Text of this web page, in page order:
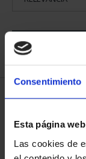
Consentimiento
Esta página
Las cookies de
1 Productos